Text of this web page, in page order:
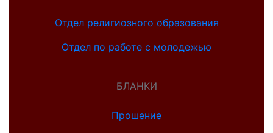
Отдел религиозного образования
Отдел по работе с молодежью
БЛАНКИ
Прошение